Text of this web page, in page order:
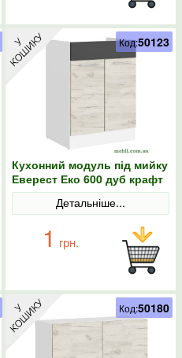
Кухонний модуль під мийку
Еверест Еко 600 дуб крафт
білий/графіт/білий
60х46х82Детальніше...
1 грн.
Код:50123
Код:50180